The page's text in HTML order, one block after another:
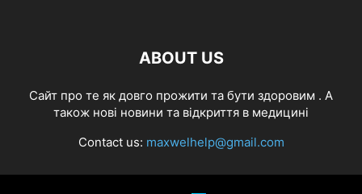
ABOUT US
Cайт про те як довго прожити та бути здоровим . А
також нові новини та відкриття в медицині
Contact us: maxwelhelp@gmail.com